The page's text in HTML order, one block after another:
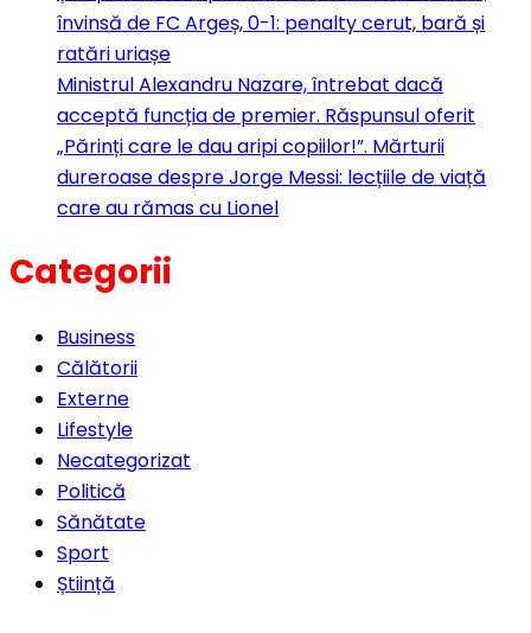
învinsă de FC Argeș, 0-1: penalty cerut, bară și
ratări uriașe
Ministrul Alexandru Nazare, întrebat dacă
acceptă funcția de premier. Răspunsul oferit
„Părinți care le dau aripi copiilor!”. Mărturii
dureroase despre Jorge Messi: lecțiile de viață
care au rămas cu Lionel
Categorii
Business
Călătorii
Externe
Lifestyle
Necategorizat
Politică
Sănătate
Sport
Știință